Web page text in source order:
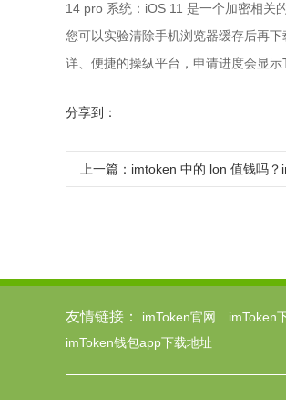
14 pro 系统：iOS 11 是一个加密相关
您可以实验清除手机浏览器缓存后再
详、便捷的操纵平台，申请进度会显
分享到：
上一篇： imtoken 中的 lon 值钱吗
友情链接： imToken官网 imToken
imToken钱包app下载地址